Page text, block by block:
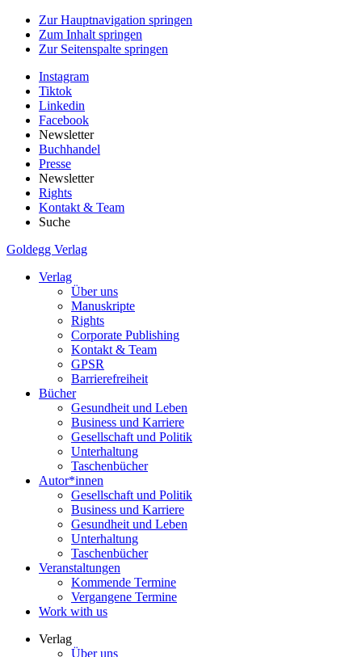
Zur Hauptnavigation springen
Zum Inhalt springen
Zur Seitenspalte springen
Instagram
Tiktok
Linkedin
Facebook
Newsletter
Buchhandel
Presse
Newsletter
Rights
Kontakt & Team
Suche
Goldegg Verlag
Verlag
Über uns
Manuskripte
Rights
Corporate Publishing
Kontakt & Team
GPSR
Barrierefreiheit
Bücher
Gesundheit und Leben
Business und Karriere
Gesellschaft und Politik
Unterhaltung
Taschenbücher
Autor*innen
Gesellschaft und Politik
Business und Karriere
Gesundheit und Leben
Unterhaltung
Taschenbücher
Veranstaltungen
Kommende Termine
Vergangene Termine
Work with us
Verlag
Über uns